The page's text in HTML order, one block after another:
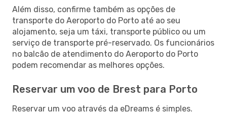
Além disso, confirme também as opções de
transporte do Aeroporto do Porto até ao seu
alojamento, seja um táxi, transporte público ou um
serviço de transporte pré-reservado. Os funcionários
no balcão de atendimento do Aeroporto do Porto
podem recomendar as melhores opções.
Reservar um voo de Brest para Porto
Reservar um voo através da eDreams é simples.